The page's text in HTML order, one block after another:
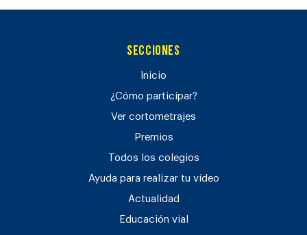
Secciones
Inicio
¿Cómo participar?
Ver cortometrajes
Premios
Todos los colegios
Ayuda para realizar tu vídeo
Actualidad
Educación vial